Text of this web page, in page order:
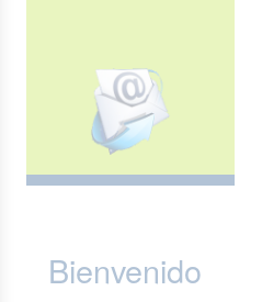
Bienvenido